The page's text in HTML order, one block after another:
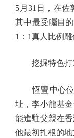
5月31日，在佐
其中最受矚目
1：1真人比例
挖掘特色打
恆豐中心位
址，李小龍基
能進駐父親在
他最初扎根的地